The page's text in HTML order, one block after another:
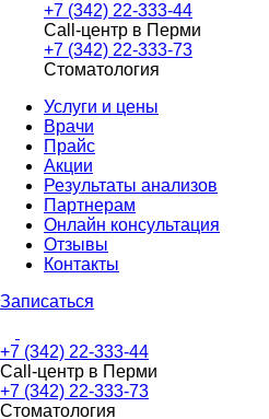
+7 (342) 22-333-44
Call-центр в Перми
+7 (342) 22-333-73
Стоматология
Услуги и цены
Врачи
Прайс
Акции
Результаты анализов
Партнерам
Онлайн консультация
Отзывы
Контакты
Записаться
+7 (342) 22-333-44
Call-центр в Перми
+7 (342) 22-333-73
Стоматология